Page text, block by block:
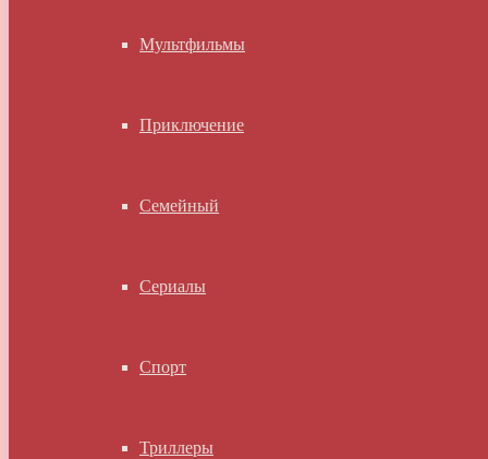
Мультфильмы
Приключение
Семейный
Сериалы
Спорт
Триллеры